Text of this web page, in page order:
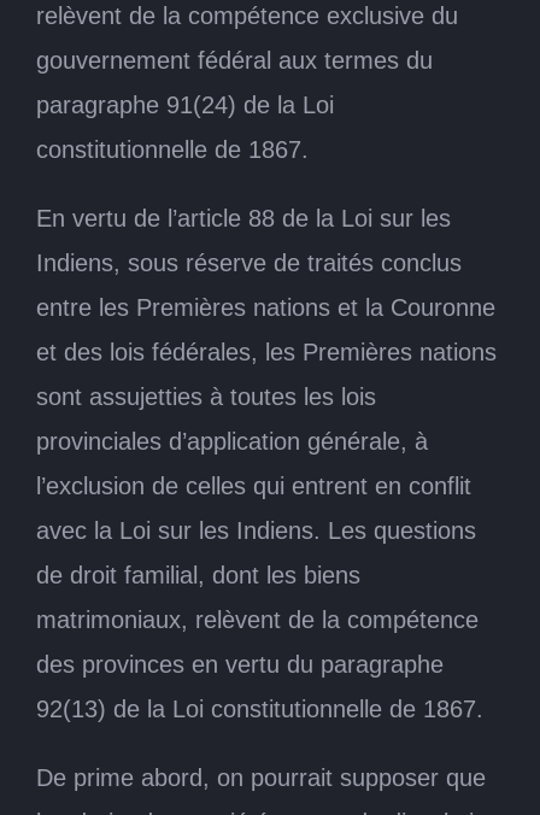
relèvent de la compétence exclusive du
gouvernement fédéral aux termes du
paragraphe 91(24) de la Loi
constitutionnelle de 1867.
En vertu de l’article 88 de la Loi sur les
Indiens, sous réserve de traités conclus
entre les Premières nations et la Couronne
et des lois fédérales, les Premières nations
sont assujetties à toutes les lois
provinciales d’application générale, à
l’exclusion de celles qui entrent en conflit
avec la Loi sur les Indiens. Les questions
de droit familial, dont les biens
matrimoniaux, relèvent de la compétence
des provinces en vertu du paragraphe
92(13) de la Loi constitutionnelle de 1867.
De prime abord, on pourrait supposer que